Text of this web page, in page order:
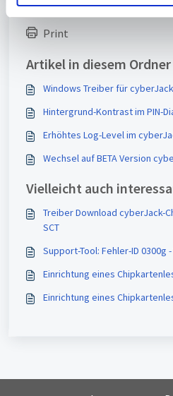
a
Print
Artikel in diesem Ordner
Windows Treiber für
Hintergrund-Kontrast im PIN-
Erhöhtes Log-Level im
Wechsel auf BETA Version
Vielleicht auch
Treiber Download cyberJack-
SCT
Support-Tool: Fehler-ID 0300g
Einrichtung eines
Einrichtung eines